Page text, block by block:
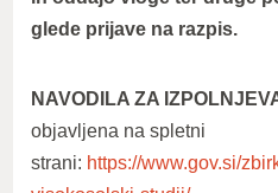
glede prijave na razpis.
NAVODILA ZA
objavljena na spletni
strani: https://www.gov.si/